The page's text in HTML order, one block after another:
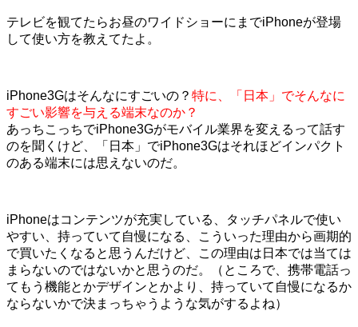
テレビを観てたらお昼のワイドショーにまでiPhoneが登場
して使い方を教えてたよ。
iPhone3Gはそんなにすごいの？ 特に、「日本」でそんなに
すごい影響を与える端末なのか？
あっちこっちでiPhone3Gがモバイル業界を変えるって話す
のを聞くけど、「日本」でiPhone3Gはそれほどインパクト
のある端末には思えないのだ。
iPhoneはコンテンツが充実している、タッチパネルで使い
やすい、持っていて自慢になる、こういった理由から画期的
で買いたくなると思うんだけど、この理由は日本では当ては
まらないのではないかと思うのだ。（ところで、携帯電話っ
てもう機能とかデザインとかより、持っていて自慢になるか
ならないかで決まっちゃうような気がするよね）